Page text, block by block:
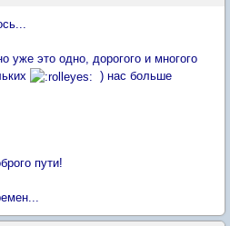
уже это одно, дорогого и многого
) нас больше
пути!